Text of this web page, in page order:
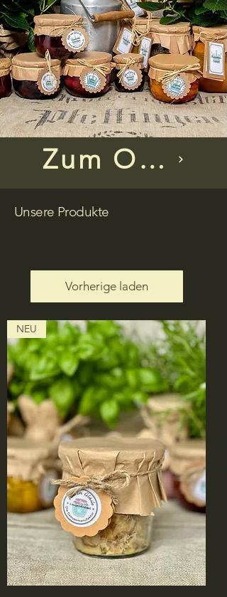
Zum Online Shop
Unsere Produkte
Vorherige laden
NEU